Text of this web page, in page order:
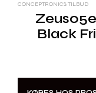
CONCEPTRONICS TILBUD
Black